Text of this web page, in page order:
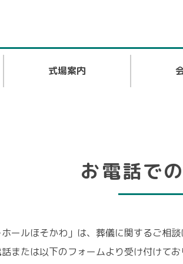
式場案内
お電話で
ールほそかわ」は、葬儀に関するご相
または以下のフォームより受け付けて